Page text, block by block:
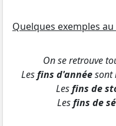
Quelques exemples
On se retrouve
Lesfins d'annéesont
Lesfins de
Lesfins de